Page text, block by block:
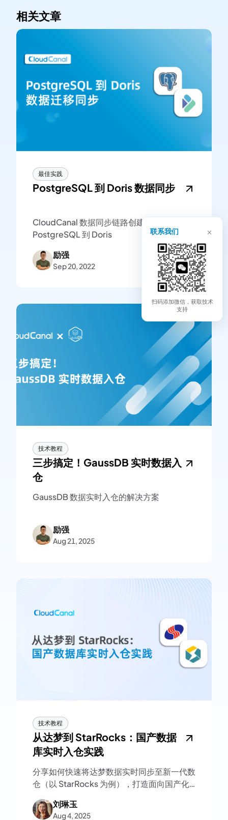
相关文章
最佳实践
PostgreSQL 到 Doris 数据同步
CloudCanal 数据同步链路创建示例-
PostgreSQL 到 Doris
励强
Sep 20, 2022
技术教程
三步搞定！GaussDB 实时数据入
仓
GaussDB 数据实时入仓的解决方案
励强
Aug 21, 2025
技术教程
从达梦到 StarRocks：国产数据
库实时入仓实践
分享如何快速将达梦数据实时同步至新一代数
仓（以 StarRocks 为例），打造面向国产化
决策的闭环。
刘琳玉
Aug 4, 2025
联系我们 ×
扫码添加微信，获取技术
支持